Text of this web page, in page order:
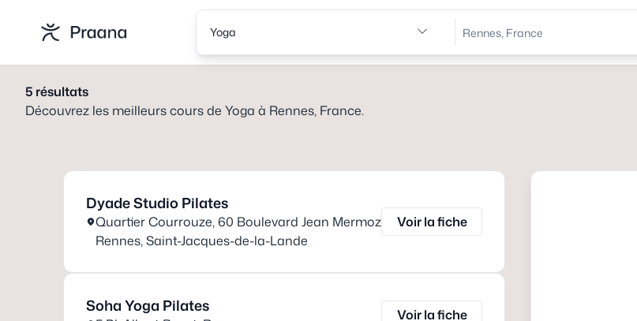
Yoga
5 résultats
Découvrez les meilleurs cours de Yoga à Rennes, France.
Dyade Studio Pilates
Quartier Courrouze, 60 Boulevard Jean Mermoz
Rennes,Saint-Jacques-de-la-Lande
Voir la fiche
Soha Yoga Pilates Voir la fiche